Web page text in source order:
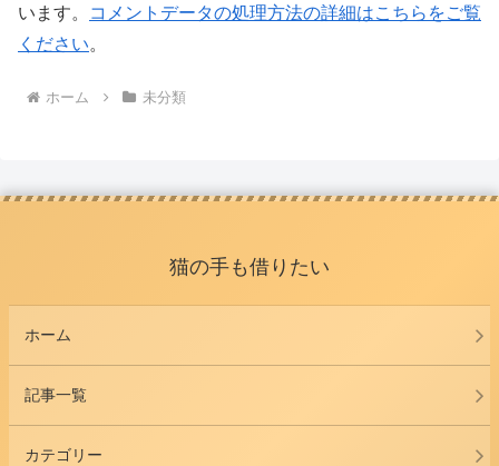
います。
コメントデータの処理方法の詳細はこちらをご覧
ください。
ホーム 未分類
猫の手も借りたい
ホーム
記事一覧
カテゴリー